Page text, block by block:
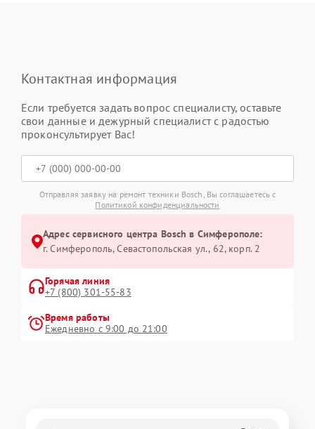
Контактная информация
Если требуется задать вопрос специалисту, оставьте
свои данные и дежурный специалист с радостью
проконсультирует Вас!
Отправляя заявку на ремонт техники Bosch, Вы соглашаетесь с
Политикой конфиденциальности
Адрес сервисного центра Bosch в Симферополе:
г. Симферополь, Севастопольская ул., 62, корп. 2
Горячая линия
+7 (800) 301-55-83
Время работы
Ежедневно с 9:00 до 21:00